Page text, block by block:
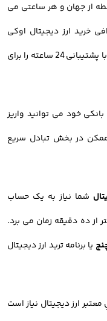
از جهان و هر ساعتی می
خرید ارز دیجیتال اوکی
اکسچنج نیز امکان معاملات لحظه ای و سریع با پشتیبانی 24 ساعته را برای
خود می توانید واریز
ممکن در بخش تبادل سریع
شما نیاز به یک حساب
از ده دقیقه زمان می برد.
یا برنامه ترید ارز دیجیتال
ارز ديجيتال نیاز است